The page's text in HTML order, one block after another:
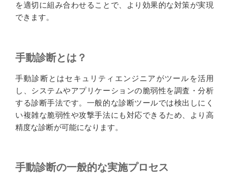
を適切に組み合わせることで、より効果的な対策が実現
できます。
手動診断とは？
手動診断とはセキュリティエンジニアがツールを活用
し、システムやアプリケーションの脆弱性を調査・分析
する診断手法です。一般的な診断ツールでは検出しにく
い複雑な脆弱性や攻撃手法にも対応できるため、より高
精度な診断が可能になります。
手動診断の一般的な実施プロセス